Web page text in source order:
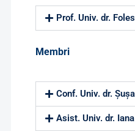
Prof. Univ. dr.
Membri
Conf. Univ. dr.
Asist. Univ. dr.